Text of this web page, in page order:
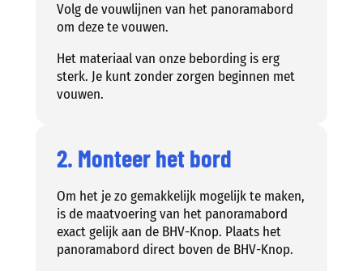
Volg de vouwlijnen van het panoramabord
om deze te vouwen.
Het materiaal van onze bebording is erg
sterk. Je kunt zonder zorgen beginnen met
vouwen.
2. Monteer het bord
Om het je zo gemakkelijk mogelijk te maken,
is de maatvoering van het panoramabord
exact gelijk aan de BHV-Knop. Plaats het
panoramabord direct boven de BHV-Knop.